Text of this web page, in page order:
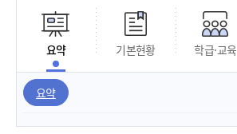
요약 기본현황 학급·교육
요약